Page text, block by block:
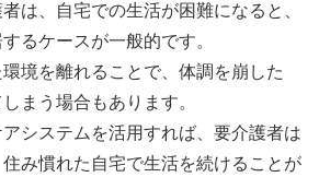
は、自宅での生活が困難になると、
るケースが一般的です。
境を離れることで、体調を崩した
まう場合もあります。
システムを活用すれば、要介護者は
み慣れた自宅で生活を続けることが